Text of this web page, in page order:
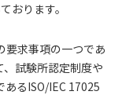
おります。
要求事項の一つであ
試験所認定制度や
るISO/IEC 17025